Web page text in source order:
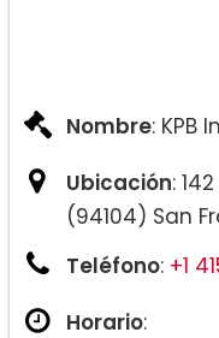
Nombre: KPB
Ubicación:
(94104) San
Teléfono: +1
Horario: